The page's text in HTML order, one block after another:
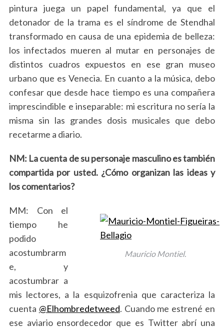
pintura juega un papel fundamental, ya que el
detonador de la trama es el síndrome de Stendhal
transformado en causa de una epidemia de belleza:
los infectados mueren al mutar en personajes de
distintos cuadros expuestos en ese gran museo
urbano que es Venecia. En cuanto a la música, debo
confesar que desde hace tiempo es una compañera
imprescindible e inseparable: mi escritura no sería la
misma sin las grandes dosis musicales que debo
recetarme a diario.
NM: La cuenta de su personaje masculino es también
compartida por usted. ¿Cómo organizan las ideas y
los comentarios?
Mauricio Montiel.
MM: Con el
tiempo he
podido
acostumbrarm
e, y
acostumbrar a
mis lectores, a la esquizofrenia que caracteriza la
cuenta @Elhombredetweed. Cuando me estrené en
ese aviario ensordecedor que es Twitter abrí una
e
a
r
f
r
: